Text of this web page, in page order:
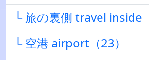
└ 旅の裏側 travel inside
└ 空港 airport（23）